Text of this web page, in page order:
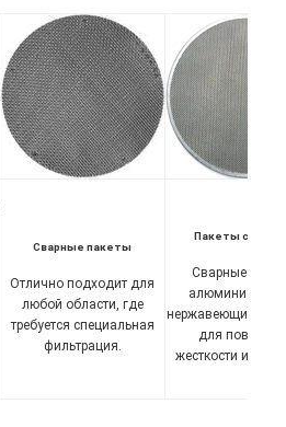
Сварные пакеты
Отлично подходит для
любой области, где
требуется специальная
фильтрация.
Пакеты с
Сварные
алюминиевым
нержавеющим
для
жесткости и